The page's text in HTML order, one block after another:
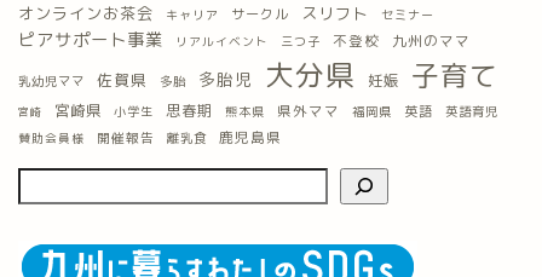
オンラインお茶会 キャリア サークル スリフト セミナー
ピアサポート事業 リアルイベント 三つ子 不登校 九州のママ
乳幼児ママ 佐賀県 多胎 多胎児 大分県 妊娠 子育て
宮崎 宮崎県 小学生 思春期 熊本県 県外ママ 福岡県 英語 英語育児
賛助会員様 開催報告 離乳食 鹿児島県